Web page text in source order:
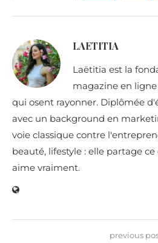
LAETITIA
Laëtitia est la
magazine en
qui osent rayonner. Diplômée
avec un background en
voie classique contre
beauté, lifestyle : elle partage
aime vraiment.
previous